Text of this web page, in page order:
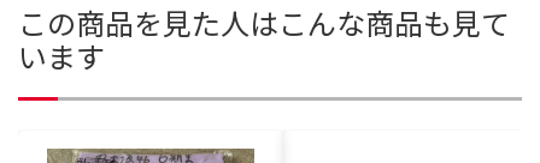
この商品を見た人はこんな商品も見て
います